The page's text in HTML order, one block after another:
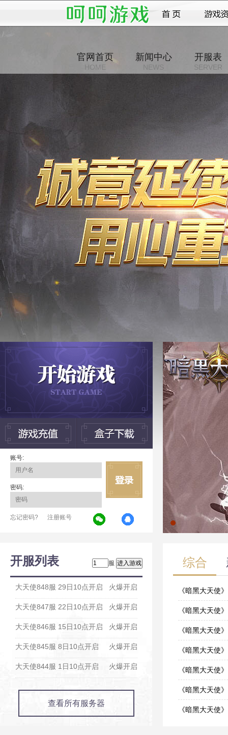
官网首页
HOME
新闻中心
NEWS
开服表
SERVER
账号:
密码:
忘记密码? 注册账号
开服列表 服
火爆开启
大天使848服 29日10点开启
火爆开启
大天使847服 22日10点开启
火爆开启
大天使846服 15日10点开启
火爆开启
大天使845服 8日10点开启
火爆开启
大天使844服 1日10点开启
查看所有服务器
综合
《暗黑大天使
11-26
《暗黑大天使
11-05
《暗黑大天使
11-05
《暗黑大天使
09-24
《暗黑大天使
09-09
《暗黑大天使
03-12
《暗黑大天使